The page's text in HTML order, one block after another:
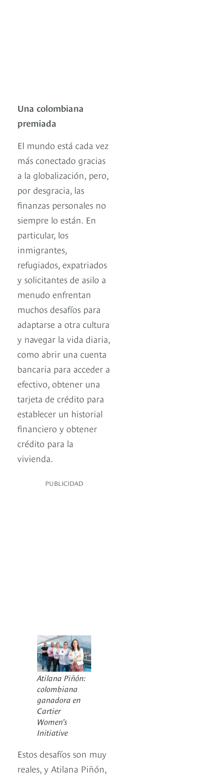
Una colombiana
premiada
El mundo está cada vez
más conectado gracias
a la globalización, pero,
por desgracia, las
finanzas personales no
siempre lo están. En
particular, los
inmigrantes,
refugiados, expatriados
y solicitantes de asilo a
menudo enfrentan
muchos desafíos para
adaptarse a otra cultura
y navegar la vida diaria,
como abrir una cuenta
bancaria para acceder a
efectivo, obtener una
tarjeta de crédito para
establecer un historial
financiero y obtener
crédito para la
vivienda.
PUBLICIDAD
Atilana Piñón:
colombiana
ganadora en
Cartier
Women’s
Initiative
Estos desafíos son muy
reales, y Atilana Piñón,